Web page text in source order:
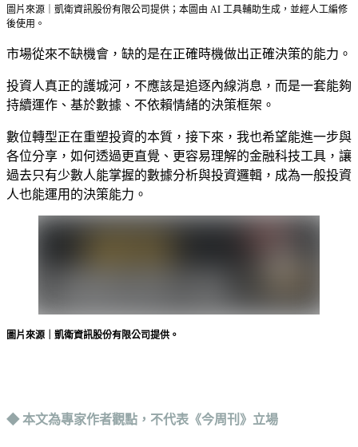
圖片來源｜凱衛資訊股份有限公司提供；本圖由 AI 工具輔助生成，並經人工編修
後使用。
市場從來不缺機會，缺的是在正確時機做出正確決策的能力。
投資人真正的護城河，不應該是追逐內線消息，而是一套能夠
持續運作、基於數據、不依賴情緒的決策框架。
數位轉型正在重塑投資的本質，接下來，我也希望能進一步與
各位分享，如何透過更直覺、更容易理解的金融科技工具，讓
過去只有少數人能掌握的數據分析與投資邏輯，成為一般投資
人也能運用的決策能力。
圖片來源｜凱衛資訊股份有限公司提供。
◆ 本文為專家作者觀點，不代表《今周刊》立場